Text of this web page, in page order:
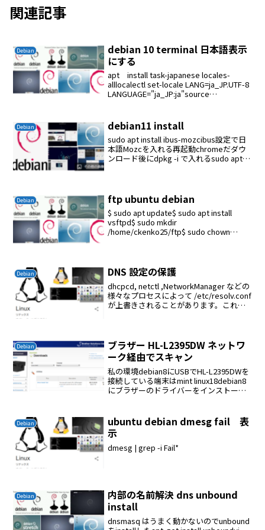
関連記事
Debian
debian 10 terminal 日本語表示
にする
apt install task-japanese locales-
alllocalectl set-locale LANG=ja_JP.UTF-8
LANGUAGE="ja_JP:ja"source
Debian debian11 install
sudo apt install ibus-mozcibus設定で日
本語Mozcを入れる再起動chromeだダウ
ンロード後にdpkg -i で入れるsudo apt
Debian ftp ubuntu debian
$ sudo apt update$ sudo apt install
vsftpd$ sudo mkdir
/home/ckenko25/ftp$ sudo chown
Debian DNS 設定の保護
dhcpcd, netctl ,NetworkManager などの
様々なプロセスによって /etc/resolv.conf
が上書きされることがあります。これは
Debian
ブラザー HL-L2395DW ネットワ
ーク経由でスキャン
私の環境debian8にUSBでHL-L2395DWを
接続している端末はmint linux18debian8
にブラザーのドライバーをインストール
Debian
ubuntu debian dmesg fail 表
示
dmesg | grep -i Fail*
Debian
内部の名前解決 dns unbound
install
dnsmasq はうまく動かないのでunbound